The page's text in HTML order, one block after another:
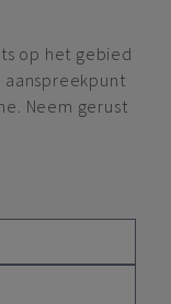
op het gebied
Neem gerust